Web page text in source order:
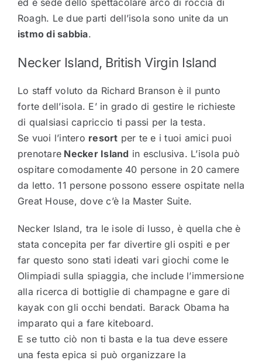
ed è sede dello spettacolare arco di roccia di
Roagh. Le due parti dell’isola sono unite da un
istmo di sabbia.
Necker Island, British Virgin Island
Lo staff voluto da Richard Branson è il punto
forte dell’isola. E’ in grado di gestire le richieste
di qualsiasi capriccio ti passi per la testa.
Se vuoi l’intero resort per te e i tuoi amici puoi
prenotare Necker Island in esclusiva. L’isola può
ospitare comodamente 40 persone in 20 camere
da letto. 11 persone possono essere ospitate nella
Great House, dove c’è la Master Suite.
Necker Island, tra le isole di lusso, è quella che è
stata concepita per far divertire gli ospiti e per
far questo sono stati ideati vari giochi come le
Olimpiadi sulla spiaggia, che include l’immersione
alla ricerca di bottiglie di champagne e gare di
kayak con gli occhi bendati. Barack Obama ha
imparato qui a fare kiteboard.
E se tutto ciò non ti basta e la tua deve essere
una festa epica si può organizzare la